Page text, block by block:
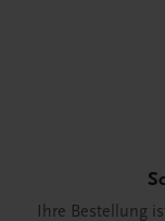
Ihre Bestellung